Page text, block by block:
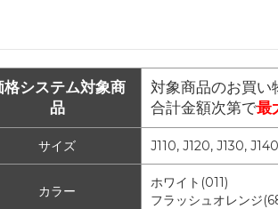
格システム対象商
品
対象商品のお買い
合計金額次第で最
サイズ J110, J120, J130,
カラー
ホワイト(011)
フラッシュオレンジ